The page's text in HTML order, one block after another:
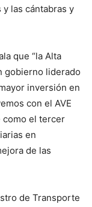
las cántabras y
que “la Alta
gobierno liderado
inversión en
con el AVE
como el tercer
en
de las
de Transporte